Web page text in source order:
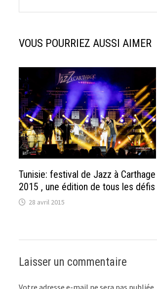
VOUS POURRIEZ AUSSI AIMER
Tunisie: festival de Jazz à Carthage
2015 , une édition de tous les défis
28 avril 2015
Laisser un commentaire
Votre adresse e-mail ne sera pas publiée.